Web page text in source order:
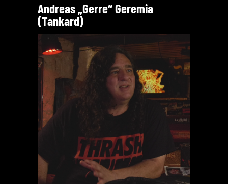
Andreas „Gerre“ Geremia
(Tankard)